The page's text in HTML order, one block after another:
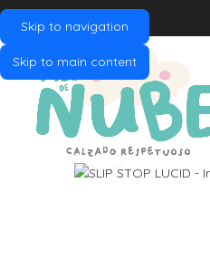
Skip to navigation
Skip to main content
Click to enlarge